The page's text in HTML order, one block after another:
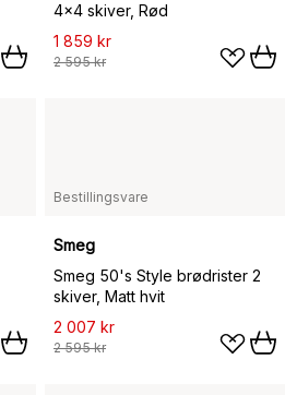
4x4 skiver, Rød
1 859 kr
2 595 kr
Bestillingsvare
Smeg
Smeg 50's Style brødrister 2
skiver, Matt hvit
2 007 kr
2 595 kr